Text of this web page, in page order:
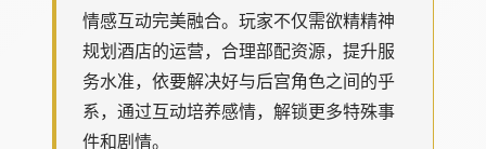
情感互动完美融合。玩家不仅需欲精精神
规划酒店的运营，合理部配资源，提升服
务水准，依要解决好与后宫角色之间的乎
系，通过互动培养感情，解锁更多特殊事
件和剧情。